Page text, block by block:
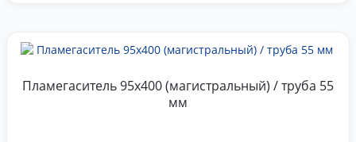
Пламегаситель 95x400 (магистральный) / труба 55
мм